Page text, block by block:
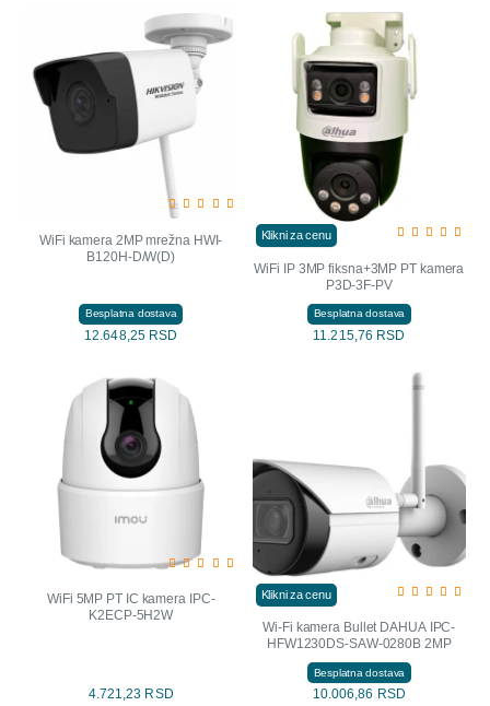
WiFi kamera 2MP mrežna HWI-
B120H-D/W(D)
Besplatna dostava
12.648,25 RSD
Klikni za cenu
WiFi IP 3MP fiksna+3MP PT kamera
P3D-3F-PV
Besplatna dostava
11.215,76 RSD
WiFi 5MP PT IC kamera IPC-
K2ECP-5H2W
4.721,23 RSD
Klikni za cenu
Wi-Fi kamera Bullet DAHUA IPC-
HFW1230DS-SAW-0280B 2MP
Besplatna dostava
10.006,86 RSD